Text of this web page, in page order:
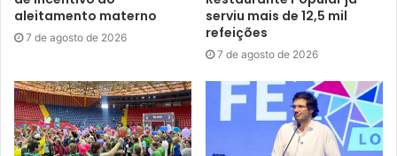
meses de preparação, tanto física quanto mental. Eu
me sinto muito realizada por ter conseguido uma vaga
O diretor técnico da FEL, Mazinho, frisou a grandeza do
evento sediado em Londrina, no Moringão. “O Taekwondo
aleitamento materno
7 de agosto de 2026
serviu mais de 12,5 mil
refeições
7 de agosto de 2026